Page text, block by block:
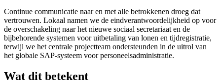
Continue communicatie naar en met alle betrokkenen droeg dat
vertrouwen. Lokaal namen we de eindverantwoordelijkheid op voor
de overschakeling naar het nieuwe sociaal secretariaat en de
bijbehorende systemen voor uitbetaling van lonen en tijdregistratie,
terwijl we het centrale projectteam ondersteunden in de uitrol van
het globale SAP-systeem voor personeelsadministratie.
Wat dit betekent